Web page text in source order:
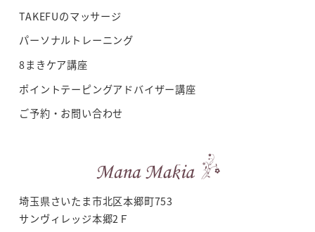
TAKEFUのマッサージ
パーソナルトレーニング
8まきケア講座
ポイントテーピングアドバイザー講座
ご予約・お問い合わせ
埼玉県さいたま市北区本郷町753
サンヴィレッジ本郷2Ｆ